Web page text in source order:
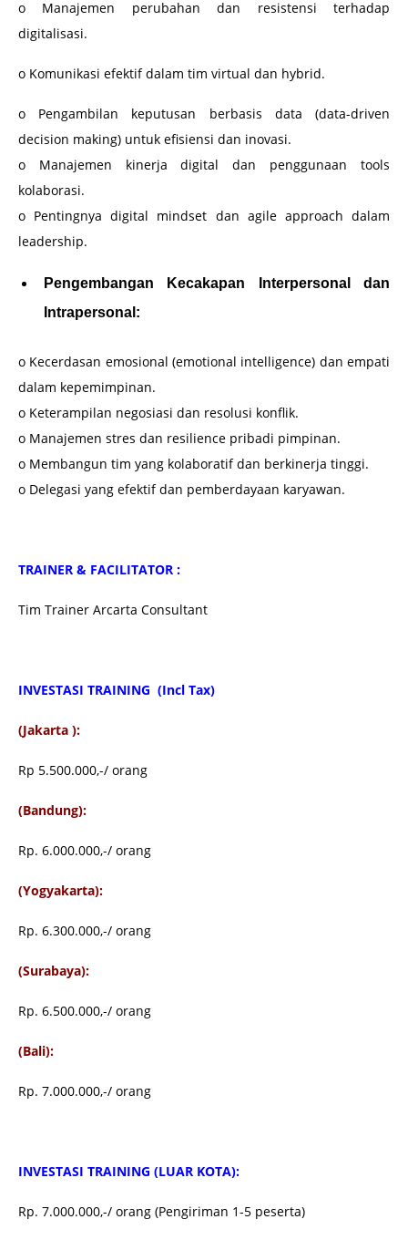
o Manajemen perubahan dan resistensi terhadap
digitalisasi.
o Komunikasi efektif dalam tim virtual dan hybrid.
o Pengambilan keputusan berbasis data (data-driven
decision making) untuk efisiensi dan inovasi.
o Manajemen kinerja digital dan penggunaan tools
kolaborasi.
o Pentingnya digital mindset dan agile approach dalam
leadership.
Pengembangan Kecakapan Interpersonal dan
Intrapersonal:
o Kecerdasan emosional (emotional intelligence) dan empati
dalam kepemimpinan.
o Keterampilan negosiasi dan resolusi konflik.
o Manajemen stres dan resilience pribadi pimpinan.
o Membangun tim yang kolaboratif dan berkinerja tinggi.
o Delegasi yang efektif dan pemberdayaan karyawan.
TRAINER & FACILITATOR :
Tim Trainer Arcarta Consultant
INVESTASI TRAINING (Incl Tax)
(Jakarta ):
Rp 5.500.000,-/ orang
(Bandung):
Rp. 6.000.000,-/ orang
(Yogyakarta):
Rp. 6.300.000,-/ orang
(Surabaya):
Rp. 6.500.000,-/ orang
(Bali):
Rp. 7.000.000,-/ orang
INVESTASI TRAINING (LUAR KOTA):
Rp. 7.000.000,-/ orang (Pengiriman 1-5 peserta)